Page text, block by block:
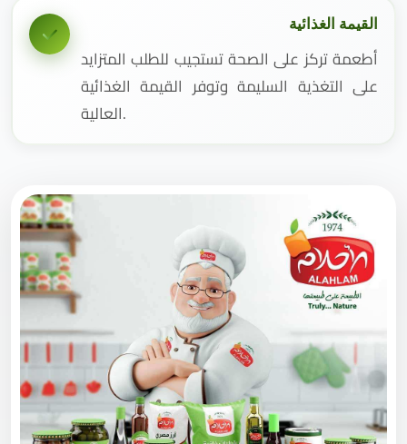
القيمة الغذائية
أطعمة تركز على الصحة تستجيب للطلب المتزايد
على التغذية السليمة وتوفر القيمة الغذائية
العالية.